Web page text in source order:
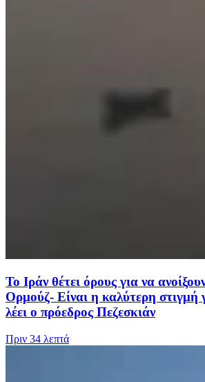
Το Ιράν θέτει όρους για να
Ορμούζ- Είναι η καλύτερη στιγμή
λέει ο πρόεδρος Πεζεσκιάν
Πριν 34 λεπτά